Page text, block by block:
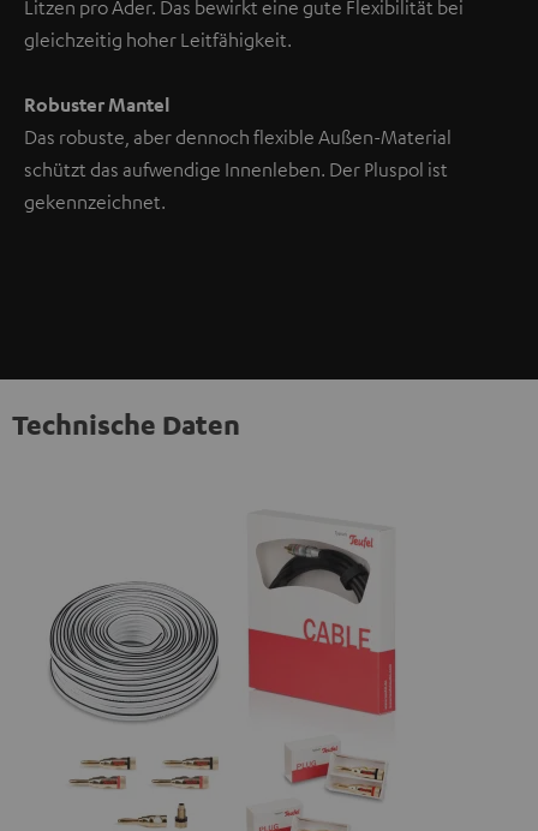
Litzen pro Ader. Das bewirkt eine gute Flexibilität bei
gleichzeitig hoher Leitfähigkeit.
Robuster Mantel
Das robuste, aber dennoch flexible Außen-Material
schützt das aufwendige Innenleben. Der Pluspol ist
gekennzeichnet.
Technische Daten